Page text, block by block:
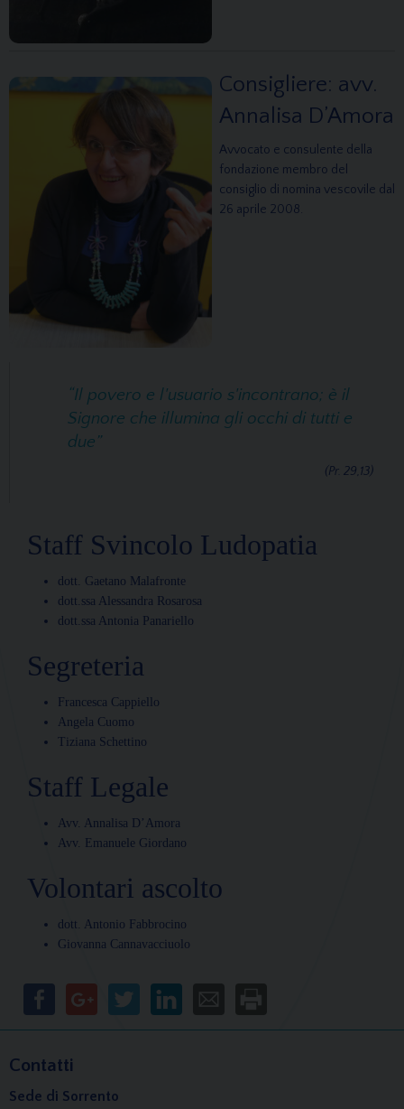
Consigliere: avv.
Annalisa D’Amora
Avvocato e consulente della
fondazione membro del
consiglio di nomina vescovile dal
26 aprile 2008.
“Il povero e l'usuario s'incontrano; è il
Signore che illumina gli occhi di tutti e
due”
(Pr. 29,13)
Staff Svincolo Ludopatia
dott. Gaetano Malafronte
dott.ssa Alessandra Rosarosa
dott.ssa Antonia Panariello
Segreteria
Francesca Cappiello
Angela Cuomo
Tiziana Schettino
Staff Legale
Avv. Annalisa D’Amora
Avv. Emanuele Giordano
Volontari ascolto
dott. Antonio Fabbrocino
Giovanna Cannavacciuolo
Contatti
Sede di Sorrento